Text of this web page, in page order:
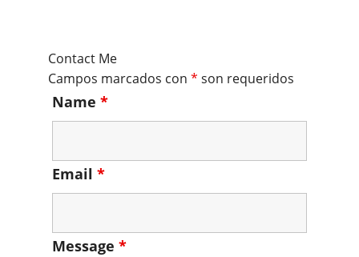
Contact Me
Campos marcados con * son requeridos
Name *
Email *
Message *